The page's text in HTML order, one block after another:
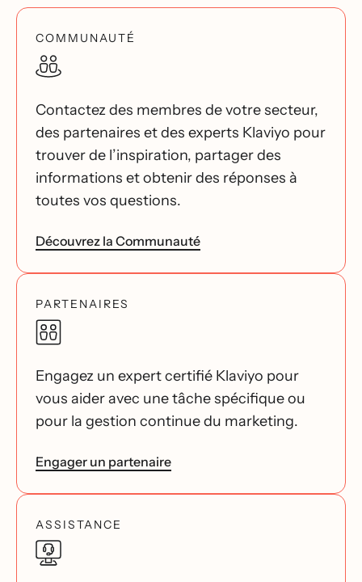
COMMUNAUTÉ
Contactez des membres de votre secteur,
des partenaires et des experts Klaviyo pour
trouver de l’inspiration, partager des
informations et obtenir des réponses à
toutes vos questions.
Découvrez la Communauté
PARTENAIRES
Engagez un expert certifié Klaviyo pour
vous aider avec une tâche spécifique ou
pour la gestion continue du marketing.
Engager un partenaire
ASSISTANCE